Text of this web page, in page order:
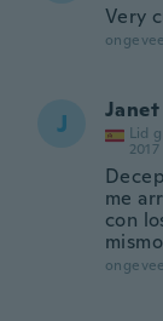
Very
J Janet
Lid
2017
me
con